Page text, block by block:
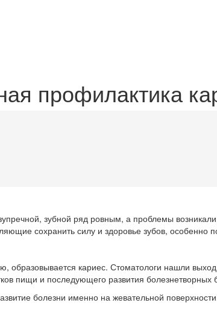
профилактика
зубной ряд ровным, а проблемы
сохранить силу и здоровье зубов, особенно
образовывается кариес. Стоматологи нашли
пищи и последующего развития болезнетворных
болезни именно на жевательной